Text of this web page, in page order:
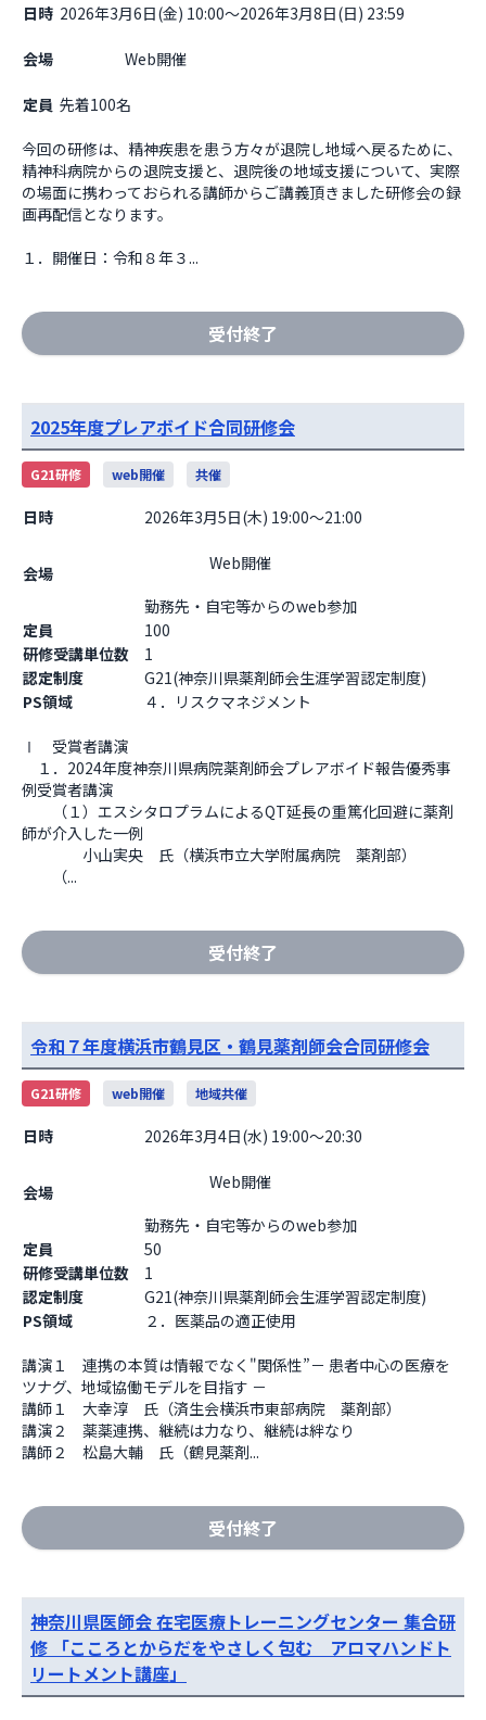
日時 2026年3月6日(金) 10:00～2026年3月8日(日) 23:59
会場
定員 先着100名
今回の研修は、精神疾患を患う方々が退院し地域へ戻るために、
精神科病院からの退院支援と、退院後の地域支援について、実際
の場面に携わっておられる講師からご講義頂きました研修会の録
画再配信となります。
１．開催日：令和８年３...
受付終了
2025年度プレアボイド合同研修会
G21研修 web開催 共催
日時 2026年3月5日(木) 19:00～21:00
会場
勤務先・自宅等からのweb参加
定員
100
研修受講単位数
1
認定制度
G21(神奈川県薬剤師会生涯学習認定制度)
PS領域
４．リスクマネジメント
Ⅰ　受賞者講演
１．2024年度神奈川県病院薬剤師会プレアボイド報告優秀事
例受賞者講演
（１）エスシタロプラムによるQT延長の重篤化回避に薬剤
師が介入した一例
小山実央　氏（横浜市立大学附属病院　薬剤部）
（...
受付終了
令和７年度横浜市鶴見区・鶴見薬剤師会合同研修会
G21研修 web開催 地域共催
日時 2026年3月4日(水) 19:00～20:30
会場
勤務先・自宅等からのweb参加
定員
50
研修受講単位数
1
認定制度
G21(神奈川県薬剤師会生涯学習認定制度)
PS領域
２．医薬品の適正使用
講演１　連携の本質は情報でなく"関係性”－ 患者中心の医療を
ツナグ、地域協働モデルを目指す －
講師１　大幸淳　氏（済生会横浜市東部病院　薬剤部）
講演２　薬薬連携、継続は力なり、継続は絆なり
講師２　松島大輔　氏（鶴見薬剤...
受付終了
神奈川県医師会 在宅医療トレーニングセンター 集合研
修 「こころとからだをやさしく包む アロマハンドト
リートメント講座」